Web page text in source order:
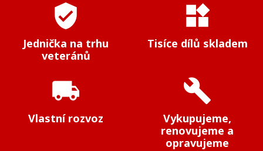
verified_user
Jednička na trhu
veteránů
widgets
Tisíce dílů skladem
local_shipping
Vlastní rozvoz
build
Vykupujeme,
renovujeme a
opravujeme